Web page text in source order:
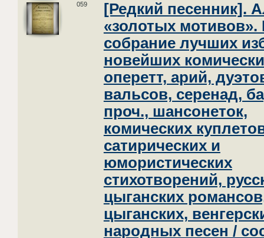
059
[Редкий песенник].
«золотых мотивов».
собрание лучших
новейших
оперетт, арий,
вальсов, серенад,
проч., шансонеток,
комических
сатирических и
юмористических
стихотворений,
цыганских
цыганских,
народных песен /